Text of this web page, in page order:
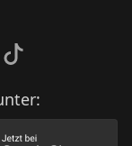
TikTok